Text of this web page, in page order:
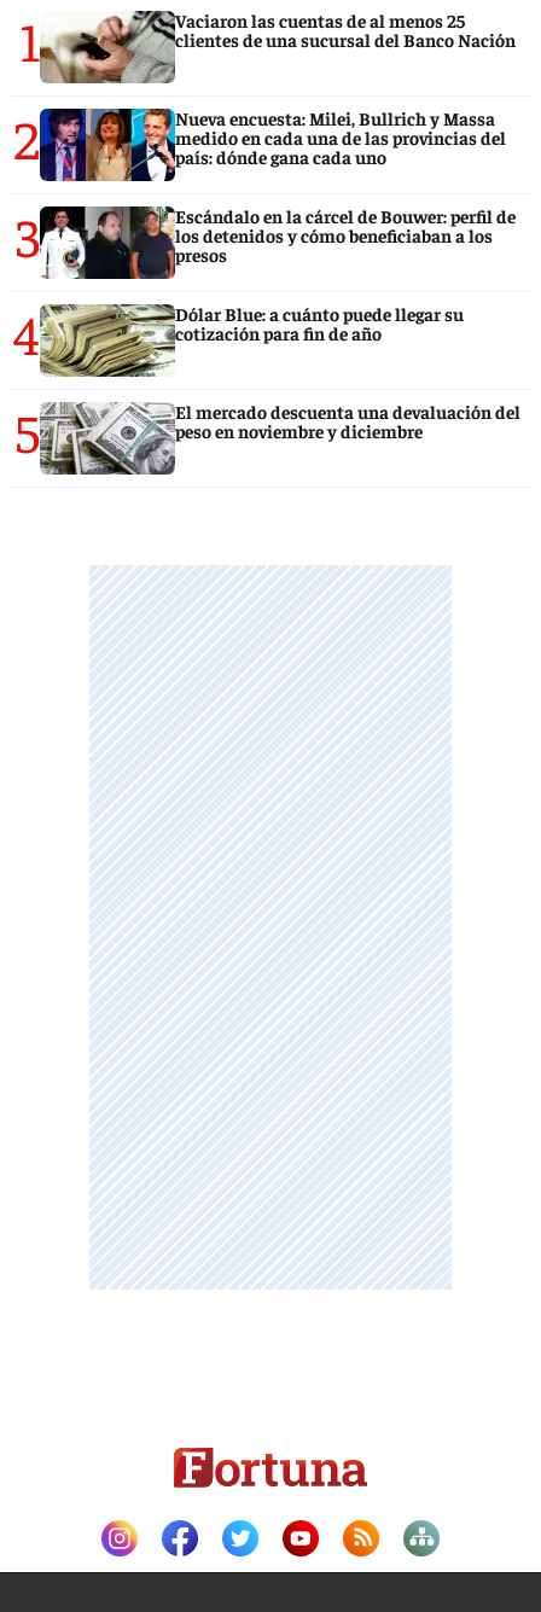
1
Vaciaron las cuentas de al menos 25
clientes de una sucursal del Banco Nación
2
Nueva encuesta: Milei, Bullrich y Massa
medido en cada una de las provincias del
país: dónde gana cada uno
3
Escándalo en la cárcel de Bouwer: perfil de
los detenidos y cómo beneficiaban a los
presos
4
Dólar Blue: a cuánto puede llegar su
cotización para fin de año
5
El mercado descuenta una devaluación del
peso en noviembre y diciembre